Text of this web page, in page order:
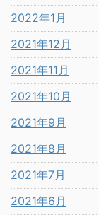
2022年1月
2021年12月
2021年11月
2021年10月
2021年9月
2021年8月
2021年7月
2021年6月